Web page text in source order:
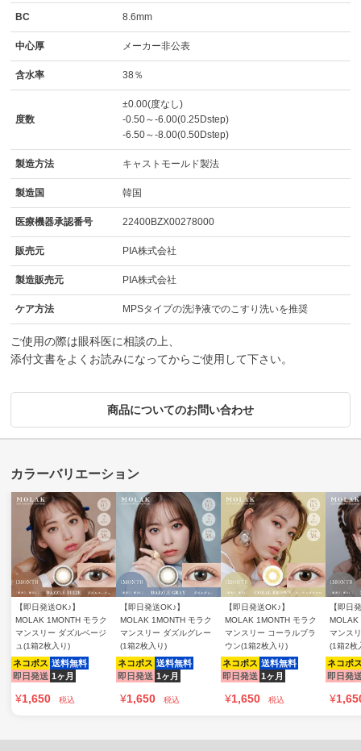
BC 8.6mm
中心厚 メーカー非公表
含水率 38％
度数
±0.00(度なし)
-0.50～-6.00(0.25Dstep)
-6.50～-8.00(0.50Dstep)
製造方法 キャストモールド製法
製造国 韓国
医療機器承認番号 22400BZX00278000
販売元 PIA株式会社
製造販売元 PIA株式会社
ケア方法 MPSタイプの洗浄液でのこすり洗いを推奨
ご使用の際は眼科医に相談の上、
添付文書をよくお読みになってからご使用して下さい。
商品についてのお問い合わせ
【即日発送OK♪】
MOLAK 1MONTH モラク
マンスリー ダズルベージ
ュ(1箱2枚入り)
ネコポス 送料無料
即日発送 1ヶ月
¥1,650 税込
【即日発送OK♪】
MOLAK 1MONTH モラク
マンスリー ダズルグレー
(1箱2枚入り)
ネコポス 送料無料
即日発送 1ヶ月
¥1,650 税込
【即日発送OK♪】
MOLAK 1MONTH モラク
マンスリー コーラルブラ
ウン(1箱2枚入り)
ネコポス 送料無料
即日発送 1ヶ月
¥1,650 税込
【即日
MOLAK
マンス
(1箱2枚
ネコポ
即日発
¥